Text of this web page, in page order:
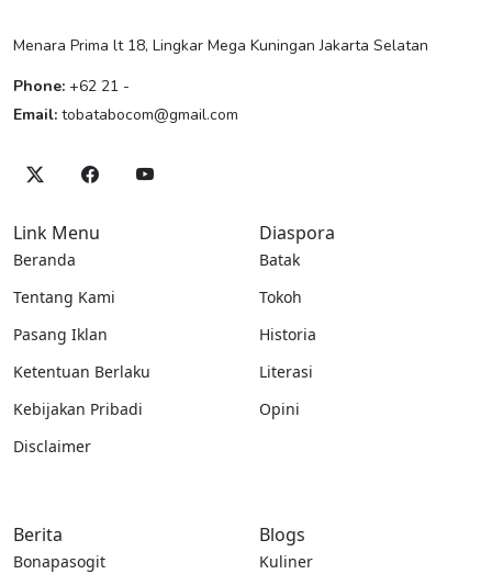
Menara Prima lt 18, Lingkar Mega Kuningan Jakarta Selatan
Phone: +62 21 -
Email: tobatabocom@gmail.com
Link Menu
Beranda
Tentang Kami
Pasang Iklan
Ketentuan Berlaku
Kebijakan Pribadi
Disclaimer
Diaspora
Batak
Tokoh
Historia
Literasi
Opini
Berita
Bonapasogit
Blogs
Kuliner